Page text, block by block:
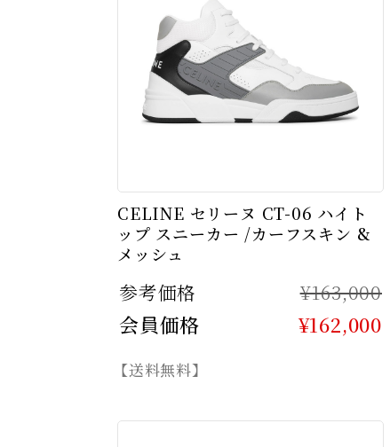
CELINE セリーヌ CT-06 ハイト
ップ スニーカー /カーフスキン &
メッシュ
参考価格 ¥163,000
会員価格 ¥162,000
【送料無料】